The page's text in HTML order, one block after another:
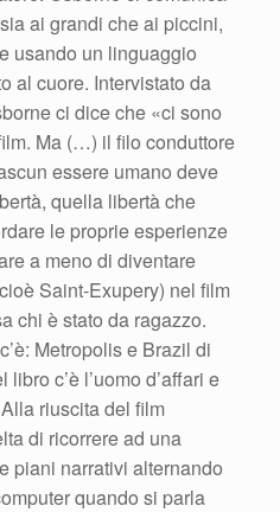
ai grandi che ai piccini,
usando un linguaggio
al cuore. Intervistato da
ci dice che «ci sono
Ma (…) il filo conduttore
essere umano deve
quella libertà che
le proprie esperienze
a meno di diventare
Saint-Exupery) nel film
chi è stato da ragazzo.
Metropolis e Brazil di
c’è l’uomo d’affari e
riuscita del film
di ricorrere ad una
piani narrativi alternando
quando si parla